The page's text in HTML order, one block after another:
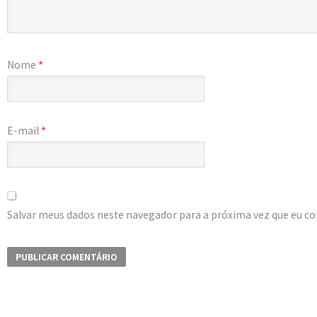
Nome *
E-mail*
Salvar meus dados neste navegador para a próxima vez que eu